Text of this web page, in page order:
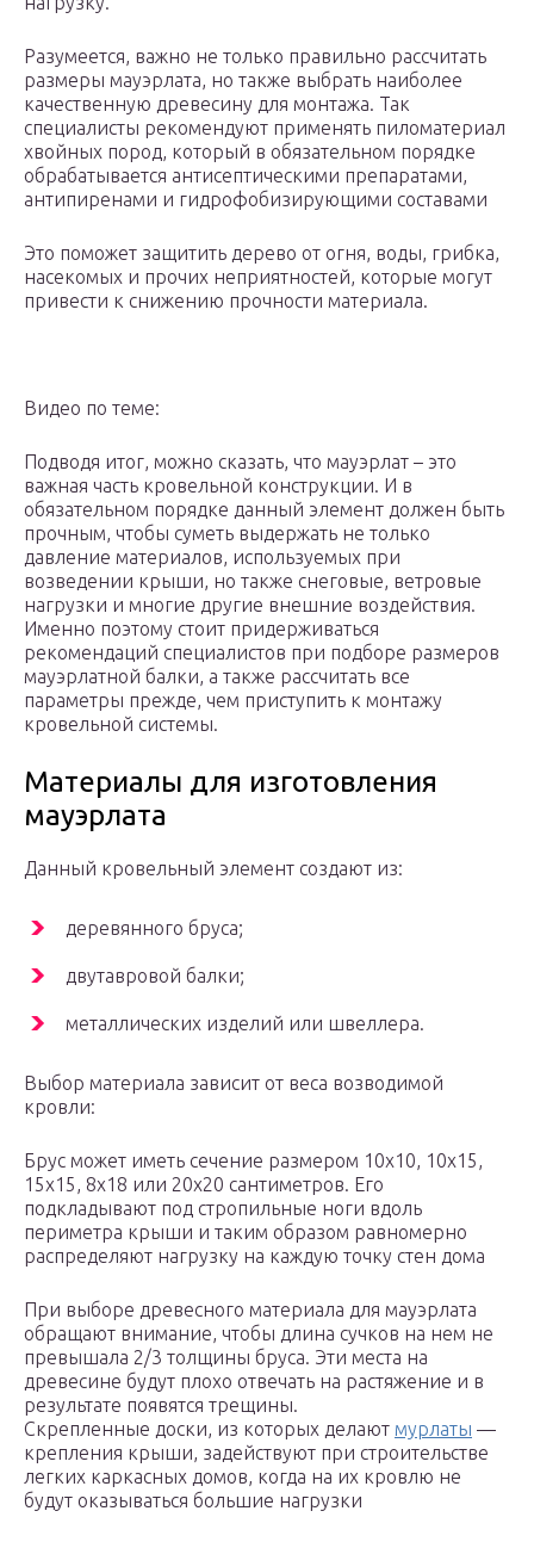
Разумеется, важно не только правильно рассчитать
размеры мауэрлата, но также выбрать наиболее
качественную древесину для монтажа. Так
специалисты рекомендуют применять пиломатериал
хвойных пород, который в обязательном порядке
обрабатывается антисептическими препаратами,
антипиренами и гидрофобизирующими составами
Это поможет защитить дерево от огня, воды, грибка,
насекомых и прочих неприятностей, которые могут
привести к снижению прочности материала.
Видео по теме:
Подводя итог, можно сказать, что мауэрлат – это
важная часть кровельной конструкции. И в
обязательном порядке данный элемент должен быть
прочным, чтобы суметь выдержать не только
давление материалов, используемых при
возведении крыши, но также снеговые, ветровые
нагрузки и многие другие внешние воздействия.
Именно поэтому стоит придерживаться
рекомендаций специалистов при подборе размеров
мауэрлатной балки, а также рассчитать все
параметры прежде, чем приступить к монтажу
кровельной системы.
Материалы для изготовления
мауэрлата
Данный кровельный элемент создают из:
деревянного бруса;
двутавровой балки;
металлических изделий или швеллера.
Выбор материала зависит от веса возводимой
кровли:
Брус может иметь сечение размером 10х10, 10х15,
15х15, 8х18 или 20х20 сантиметров. Его
подкладывают под стропильные ноги вдоль
периметра крыши и таким образом равномерно
распределяют нагрузку на каждую точку стен дома
При выборе древесного материала для мауэрлата
обращают внимание, чтобы длина сучков на нем не
превышала 2/3 толщины бруса. Эти места на
древесине будут плохо отвечать на растяжение и в
результате появятся трещины.
Скрепленные доски, из которых делают мурлаты —
крепления крыши, задействуют при строительстве
легких каркасных домов, когда на их кровлю не
будут оказываться большие нагрузки